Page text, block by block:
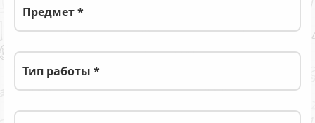
Предмет *
Тип работы *